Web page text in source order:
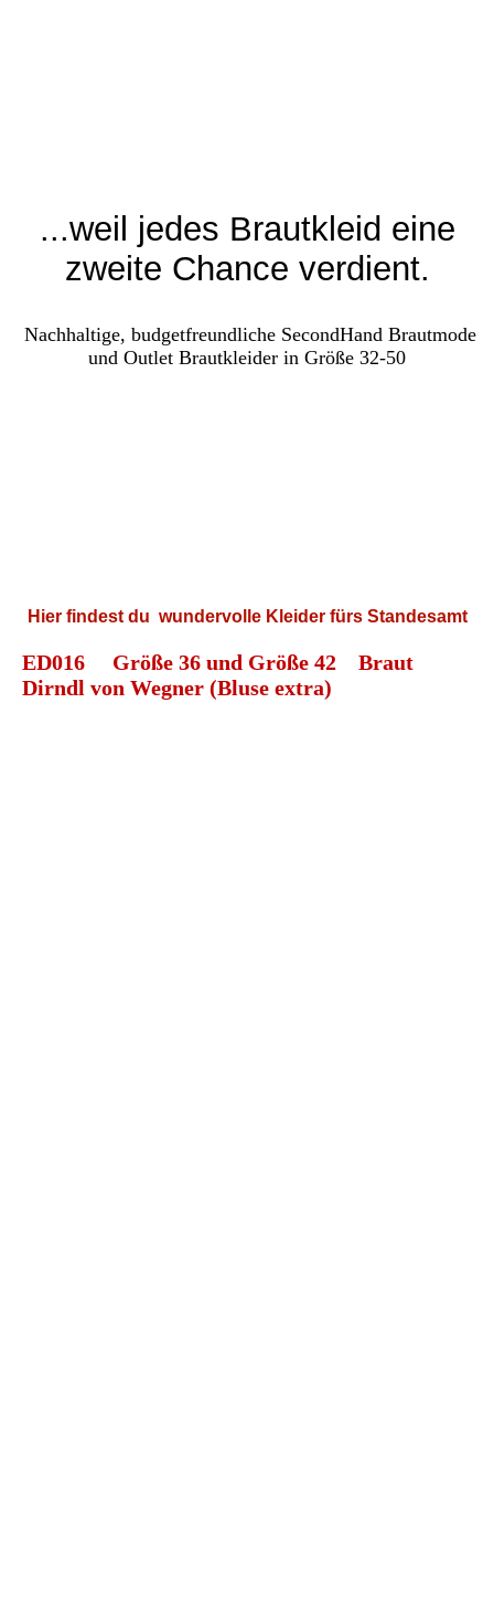
...weil jedes Brautkleid eine
zweite Chance verdient.
Nachhaltige, budgetfreundliche SecondHand Brautmode
und Outlet Brautkleider in Größe 32-50
Hier findest du wundervolle Kleider fürs Standesamt
ED016 Größe 36 und Größe 42 Braut
Dirndl von Wegner (Bluse extra)